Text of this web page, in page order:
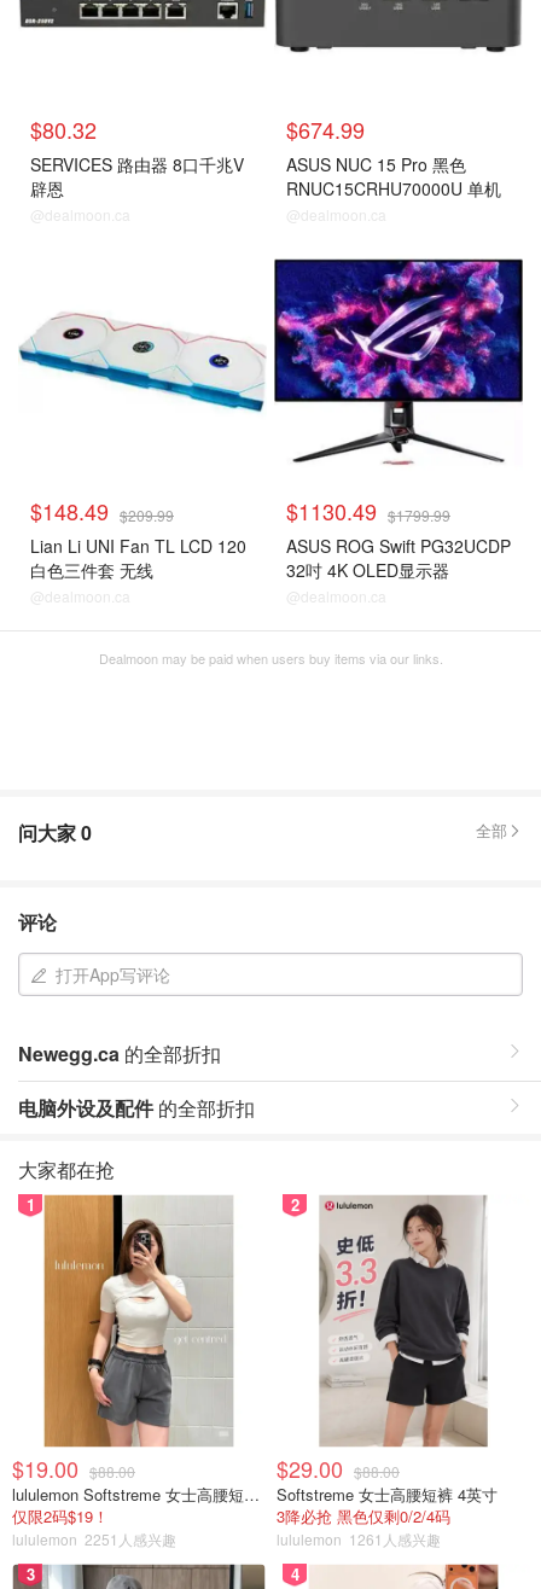
$80.32
SERVICES 路由器 8口千兆V
辟恩
@dealmoon.ca
$674.99
ASUS NUC 15 Pro 黑色
RNUC15CRHU70000U 单机
@dealmoon.ca
$148.49 $209.99
Lian Li UNI Fan TL LCD 120
白色三件套 无线
@dealmoon.ca
$1130.49 $1799.99
ASUS ROG Swift PG32UCDP
32吋 4K OLED显示器
@dealmoon.ca
Dealmoon may be paid when users buy items via our links.
问大家0 全部
评论
打开App写评论
Newegg.ca 的全部折扣
电脑外设及配件的全部折扣
大家都在抢
1
$19.00 $88.00
lululemon Softstreme 女士高腰短裤 10cm
仅限2码$19！
lululemon 2251人感兴趣
2
$29.00 $88.00
Softstreme 女士高腰短裤 4英寸
3降必抢 黑色仅剩0/2/4码
lululemon 1261人感兴趣
3 4